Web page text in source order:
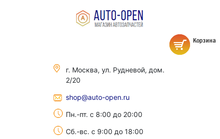
г. Москва, ул. Рудневой, дом.
2/20
shop@auto-open.ru
Пн.-пт. с 8:00 до 20:00
Сб.-вс. с 9:00 до 18:00
Корзина